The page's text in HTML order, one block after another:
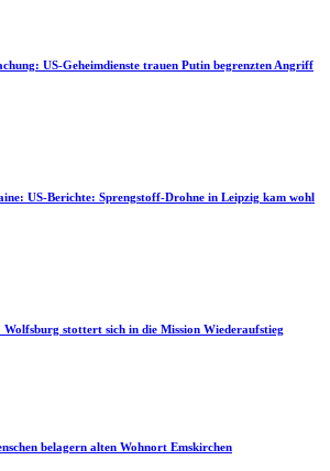
US-Geheimdienste trauen Putin begrenzten Angriff
US-Berichte: Sprengstoff-Drohne in Leipzig kam wohl
stottert sich in die Mission Wiederaufstieg
belagern alten Wohnort Emskirchen